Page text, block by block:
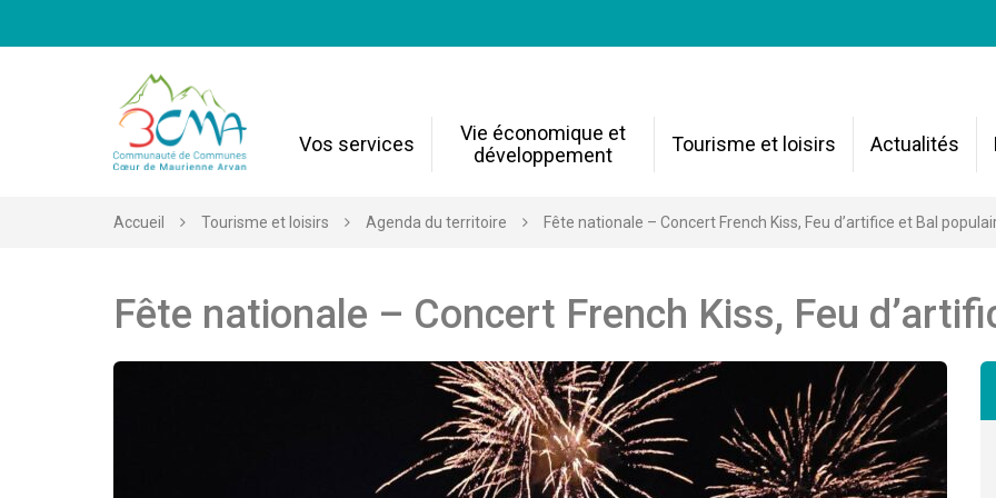
Vos services
Vie économique et
développement
Tourisme et loisirs Actualités
Accueil Tourisme et loisirs Agenda du territoire Fête nationale – Concert French Kiss, Feu d’artifice et Bal
Fête nationale – Concert French Kiss, Feu